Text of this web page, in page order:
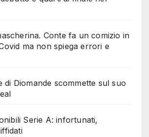
Conte fa un comizio in
ma non spiega errori e
di Diomande scommette sul suo
Serie A: infortunati,